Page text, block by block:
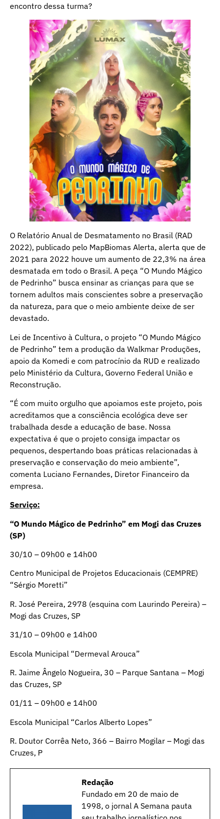
encontro dessa turma?
O Relatório Anual de Desmatamento no Brasil (RAD
2022), publicado pelo MapBiomas Alerta, alerta que de
2021 para 2022 houve um aumento de 22,3% na área
desmatada em todo o Brasil. A peça “O Mundo Mágico
de Pedrinho” busca ensinar as crianças para que se
tornem adultos mais conscientes sobre a preservação
da natureza, para que o meio ambiente deixe de ser
devastado.
Lei de Incentivo à Cultura, o projeto “O Mundo Mágico
de Pedrinho” tem a produção da Walkmar Produções,
apoio da Komedi e com patrocínio da RUD e realizado
pelo Ministério da Cultura, Governo Federal União e
Reconstrução.
“É com muito orgulho que apoiamos este projeto, pois
acreditamos que a consciência ecológica deve ser
trabalhada desde a educação de base. Nossa
expectativa é que o projeto consiga impactar os
pequenos, despertando boas práticas relacionadas à
preservação e conservação do meio ambiente”,
comenta Luciano Fernandes, Diretor Financeiro da
empresa.
Serviço:
“O Mundo Mágico de Pedrinho” em Mogi das Cruzes
(SP)
30/10 – 09h00 e 14h00
Centro Municipal de Projetos Educacionais (CEMPRE)
“Sérgio Moretti”
R. José Pereira, 2978 (esquina com Laurindo Pereira) –
Mogi das Cruzes, SP
31/10 – 09h00 e 14h00
Escola Municipal “Dermeval Arouca”
R. Jaime Ângelo Nogueira, 30 – Parque Santana – Mogi
das Cruzes, SP
01/11 – 09h00 e 14h00
Escola Municipal “Carlos Alberto Lopes”
R. Doutor Corrêa Neto, 366 – Bairro Mogilar – Mogi das
Cruzes, P
Redação
Fundado em 20 de maio de
1998, o jornal A Semana pauta